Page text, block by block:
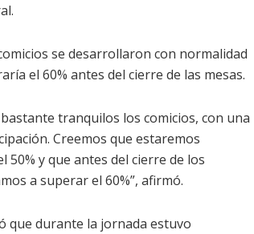
se desarrollaron con normalidad
el 60% antes del cierre de las mesas.
tranquilos los comicios, con una
Creemos que estaremos
50% y que antes del cierre de los
a superar el 60%”, afirmó.
que durante la jornada estuvo